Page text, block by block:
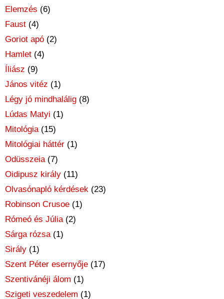
Elemzés (6)
Faust (4)
Goriot apó (2)
Hamlet (4)
Íliász (9)
János vitéz (1)
Légy jó mindhalálig (8)
Lúdas Matyi (1)
Mitológia(15)
Mitológiai háttér (1)
Odüsszeia(7)
Oidipusz király (11)
Olvasónapló kérdések (23)
Robinson Crusoe (1)
Rómeó és Júlia(2)
Sárga rózsa(1)
Sirály (1)
Szent Péter esernyője (17)
Szentivánéji álom (1)
Szigeti veszedelem (1)